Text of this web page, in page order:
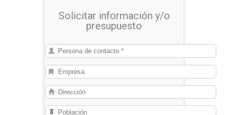
le pondremos en contacto con las
empresas que se los pueden
Solicitar información y/o
presupuesto